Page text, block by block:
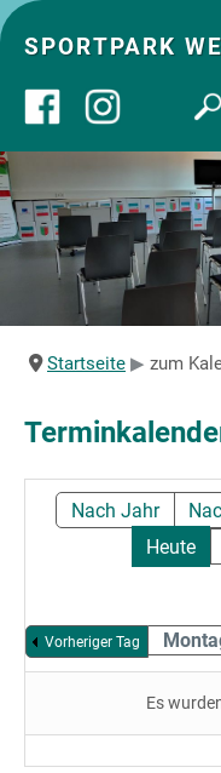
SPORTPARK
Über uns
Startseite
Angebote
Sportpark
Startseite zum
Nach Jahr
Heute
Vorheriger Tag
Es